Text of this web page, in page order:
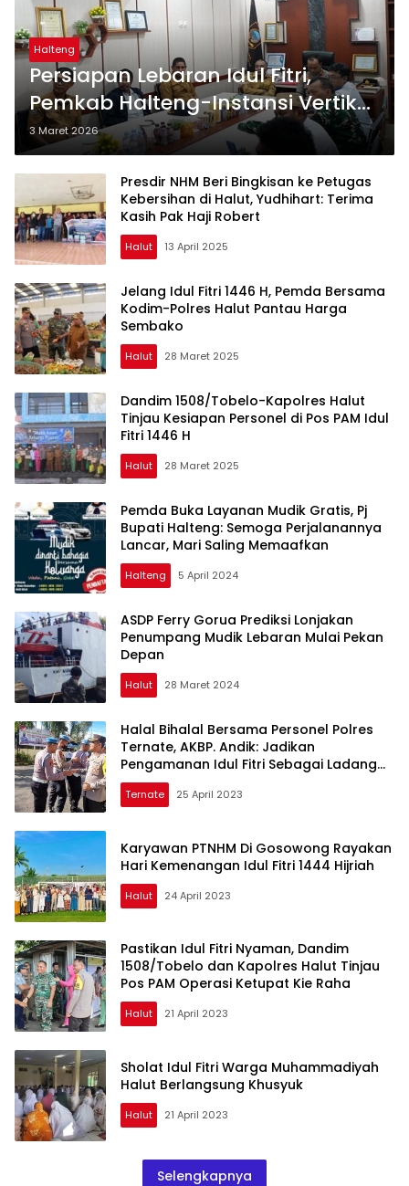
Halteng
Persiapan Lebaran Idul Fitri,
Pemkab Halteng-Instansi Vertikal
Rakor Bahas Operasi Ketupat
2026
3 Maret 2026
Presdir NHM Beri Bingkisan ke Petugas
Kebersihan di Halut, Yudhihart: Terima
Kasih Pak Haji Robert
Halut 13 April 2025
Jelang Idul Fitri 1446 H, Pemda Bersama
Kodim-Polres Halut Pantau Harga
Sembako
Halut 28 Maret 2025
Dandim 1508/Tobelo-Kapolres Halut
Tinjau Kesiapan Personel di Pos PAM Idul
Fitri 1446 H
Halut 28 Maret 2025
Pemda Buka Layanan Mudik Gratis, Pj
Bupati Halteng: Semoga Perjalanannya
Lancar, Mari Saling Memaafkan
Halteng 5 April 2024
ASDP Ferry Gorua Prediksi Lonjakan
Penumpang Mudik Lebaran Mulai Pekan
Depan
Halut 28 Maret 2024
Halal Bihalal Bersama Personel Polres
Ternate, AKBP. Andik: Jadikan
Pengamanan Idul Fitri Sebagai Ladang
Amal
Ternate 25 April 2023
Karyawan PTNHM Di Gosowong Rayakan
Hari Kemenangan Idul Fitri 1444 Hijriah
Halut 24 April 2023
Pastikan Idul Fitri Nyaman, Dandim
1508/Tobelo dan Kapolres Halut Tinjau
Pos PAM Operasi Ketupat Kie Raha
Halut 21 April 2023
Sholat Idul Fitri Warga Muhammadiyah
Halut Berlangsung Khusyuk
Halut 21 April 2023
Selengkapnya